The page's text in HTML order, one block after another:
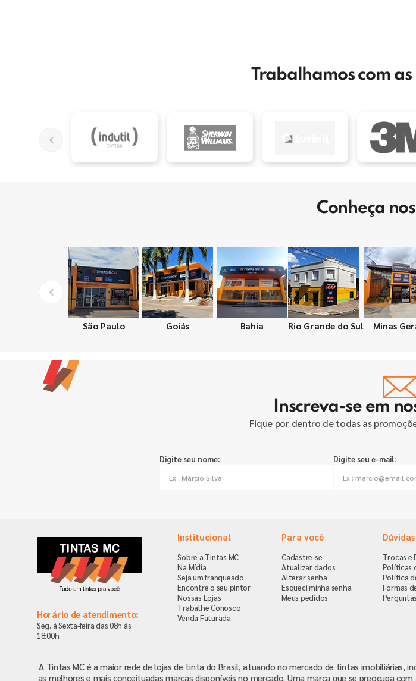
Trabalhamos com
Conheça
São Paulo Goiás Bahia Rio Grande do Sul Minas
Inscreva-se em
Fique por dentro de todas as
Digite seu nome:
Digite seu e-mail:
Horário de atendimento:
Seg. á Sexta-feira das 08h ás
18:00h
Institucional
Sobre a Tintas MC
Na Mídia
Seja um franqueado
Encontre o seu pintor
Nossas Lojas
Trabalhe Conosco
Venda Faturada
Para você
Cadastre-se
Atualizar dados
Alterar senha
Esqueci minha senha
Meus pedidos
Dúvidas
Trocas e
Políticas
Política
Formas
A Tintas MC é a maior rede de lojas de tinta do Brasil, atuando no mercado de tintas
as melhores e mais conceituadas marcas disponíveis no mercado. Uma marca que se preocupa